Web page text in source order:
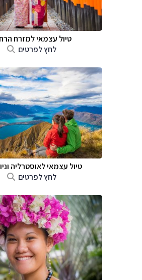
טיול עצמאי למזרח
לחץ לפרטים
טיול עצמאי לאוסטרליה
לחץ לפרטים